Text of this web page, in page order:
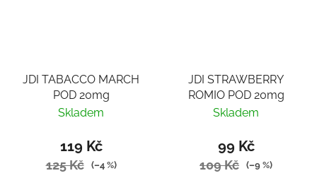
JDI TABACCO MARCH
POD 20mg
Skladem
119 Kč
125 Kč (–4 %)
JDI STRAWBERRY
ROMIO POD 20mg
Skladem
99 Kč
109 Kč (–9 %)